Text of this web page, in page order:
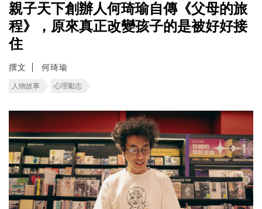
親子天下創辦人何琦瑜自傳《父母的旅
程》，原來真正改變孩子的是被好好接
住
撰文 何琦瑜
人物故事 心理勵志